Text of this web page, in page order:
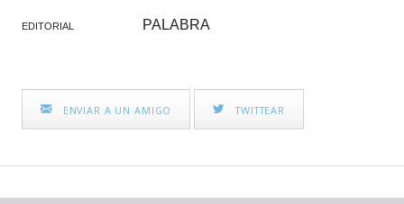
EDITORIAL PALABRA
ENVIAR A UN AMIGO TWITTEAR